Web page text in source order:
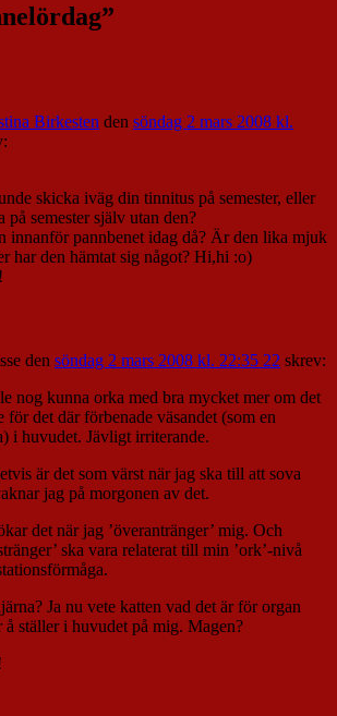
”
Birkesten den söndag 2 mars 2008 kl.
skicka iväg din tinnitus på semester, eller
på semester själv utan den?
innanför pannbenet idag då? Är den lika mjuk
har den hämtat sig något? Hi,hi :o)
den söndag 2 mars 2008 kl. 22:35 22 skrev:
nog kunna orka med bra mycket mer om det
för det där förbenade väsandet (som en
i huvudet. Jävligt irriterande.
är det som värst när jag ska till att sova
jag på morgonen av det.
det när jag ’överantränger’ mig. Och
ska vara relaterat till min ’ork’-nivå
Ja nu vete katten vad det är för organ
å ställer i huvudet på mig. Magen?